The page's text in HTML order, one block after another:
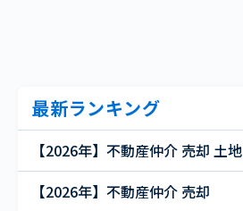
最新ランキング
【2026年】不動産仲介 売却 土地
【2026年】不動産仲介 売却